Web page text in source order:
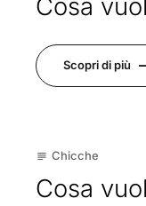
Cosa
Scopri di più
03
subject Chicche
Cosa